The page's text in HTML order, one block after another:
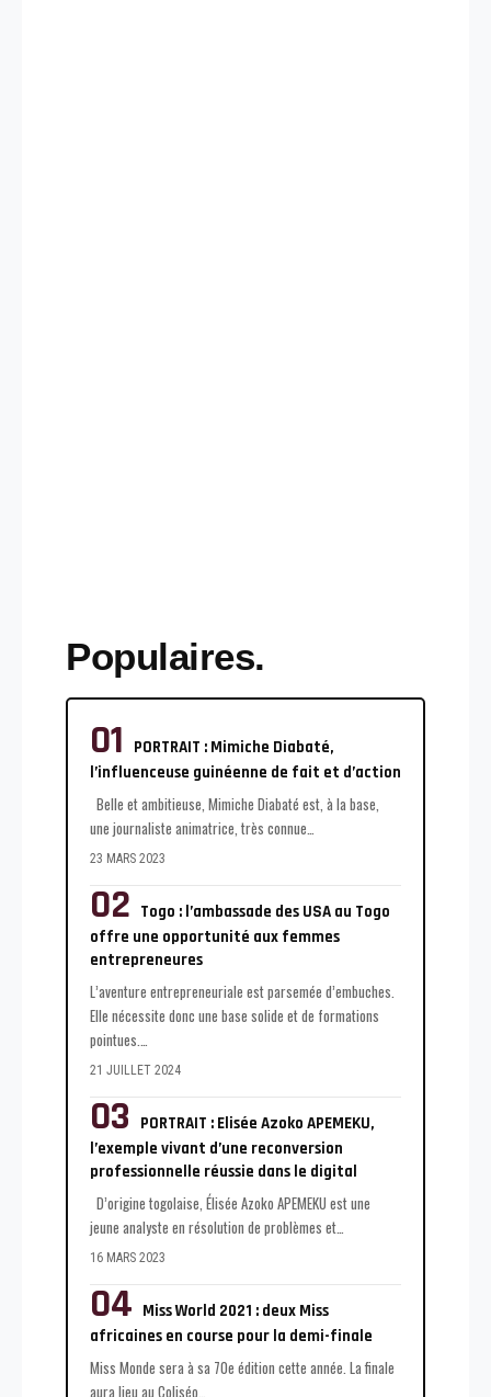
Populaires.
PORTRAIT : Mimiche Diabaté,
l’influenceuse guinéenne de fait et d’action
Belle et ambitieuse, Mimiche Diabaté est, à la base,
une journaliste animatrice, très connue…
23 MARS 2023
Togo : l’ambassade des USA au Togo
offre une opportunité aux femmes
entrepreneures
L’aventure entrepreneuriale est parsemée d’embuches.
Elle nécessite donc une base solide et de formations
pointues.…
21 JUILLET 2024
PORTRAIT : Elisée Azoko APEMEKU,
l’exemple vivant d’une reconversion
professionnelle réussie dans le digital
D’origine togolaise, Élisée Azoko APEMEKU est une
jeune analyste en résolution de problèmes et…
16 MARS 2023
Miss World 2021 : deux Miss
africaines en course pour la demi-finale
Miss Monde sera à sa 70e édition cette année. La finale
aura lieu au Coliséo